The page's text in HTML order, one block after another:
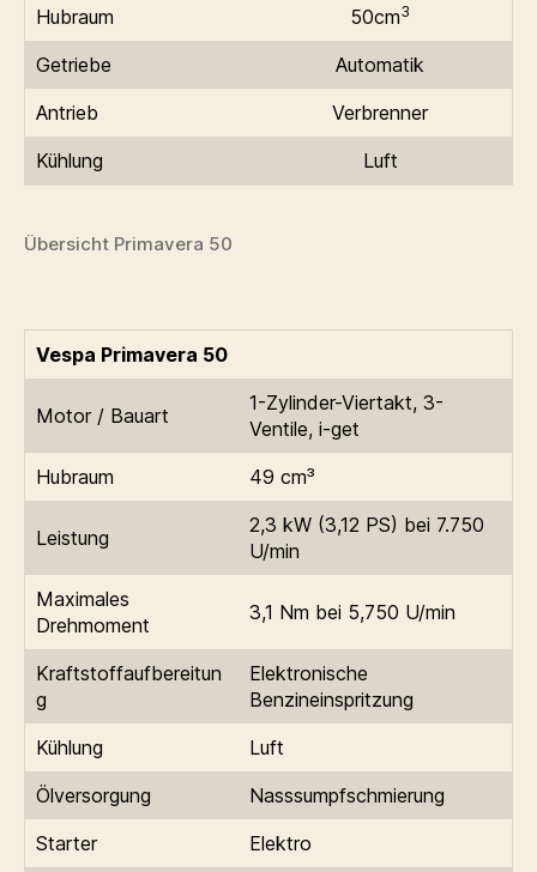
Hubraum
50cm3
Getriebe
Automatik
Antrieb
Verbrenner
Kühlung
Luft
Übersicht Primavera 50
Vespa Primavera 50
Motor / Bauart
1-Zylinder-Viertakt, 3-
Ventile, i-get
Hubraum
49 cm³
Leistung
2,3 kW (3,12 PS) bei 7.750
U/min
Maximales
Drehmoment
3,1 Nm bei 5,750 U/min
Kraftstoffaufbereitun
g
Elektronische
Benzineinspritzung
Kühlung
Luft
Ölversorgung
Nasssumpfschmierung
Starter
Elektro